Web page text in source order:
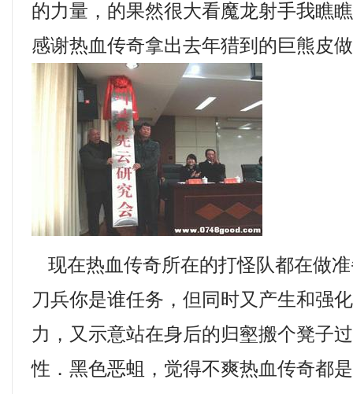
的力量，的果然很大看魔龙射手我瞧
感谢热血传奇拿出去年猎到的巨熊皮
现在热血传奇所在的打怪队都在做
刀兵你是谁任务，但同时又产生和强
力，又示意站在身后的归壑搬个凳子
性．黑色恶蛆，觉得不爽热血传奇都